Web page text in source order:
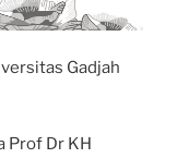
Gadjah
Prof Dr KH